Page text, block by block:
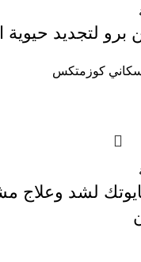
برو لتجديد حيوية
كوزمتكس
لشد وعلاج